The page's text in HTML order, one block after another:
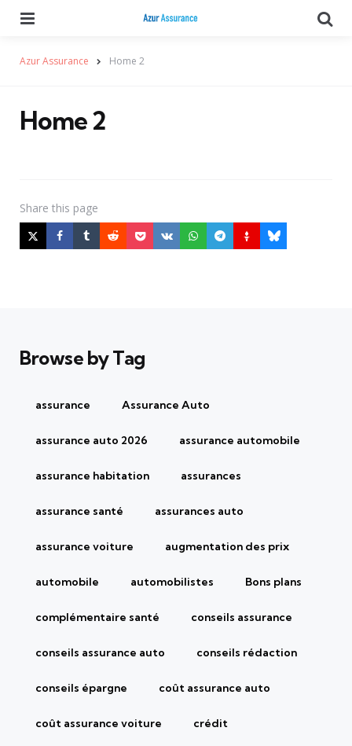
Azur Assurance Home 2
Home 2
Share this page
Browse by Tag
assurance Assurance Auto
assurance auto 2026 assurance automobile
assurance habitation assurances
assurance santé assurances auto
assurance voiture augmentation des prix
automobile automobilistes Bons plans
complémentaire santé conseils assurance
conseils assurance auto conseils rédaction
conseils épargne coût assurance auto
coût assurance voiture crédit